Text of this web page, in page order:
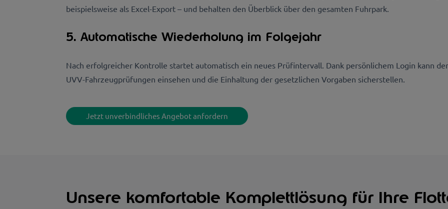
beispielsweise als Excel-Export – und behalten den Überblick über den gesamten Fuhrpark.
5. Automatische Wiederholung im Folgejahr
Nach erfolgreicher Kontrolle startet automatisch ein neues Prüfintervall. Dank persönlichem Login kann
UVV-Fahrzeugprüfungen einsehen und die Einhaltung der gesetzlichen Vorgaben sicherstellen.
Jetzt unverbindliches Angebot anfordern
Unsere komfortable Komplettlösung für Ihre